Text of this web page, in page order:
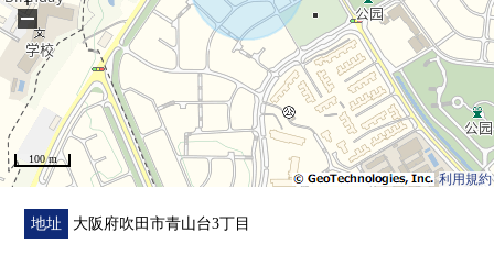
利用規約
100 m
−
地址 大阪府吹田市青山台3丁目